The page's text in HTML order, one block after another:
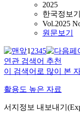
2025
한국정보
Vol.2025
원문보기
12345
연관 검색어 추천
이 검색어로 많이 본
활용도 높은 자료
서지정보 내보내기